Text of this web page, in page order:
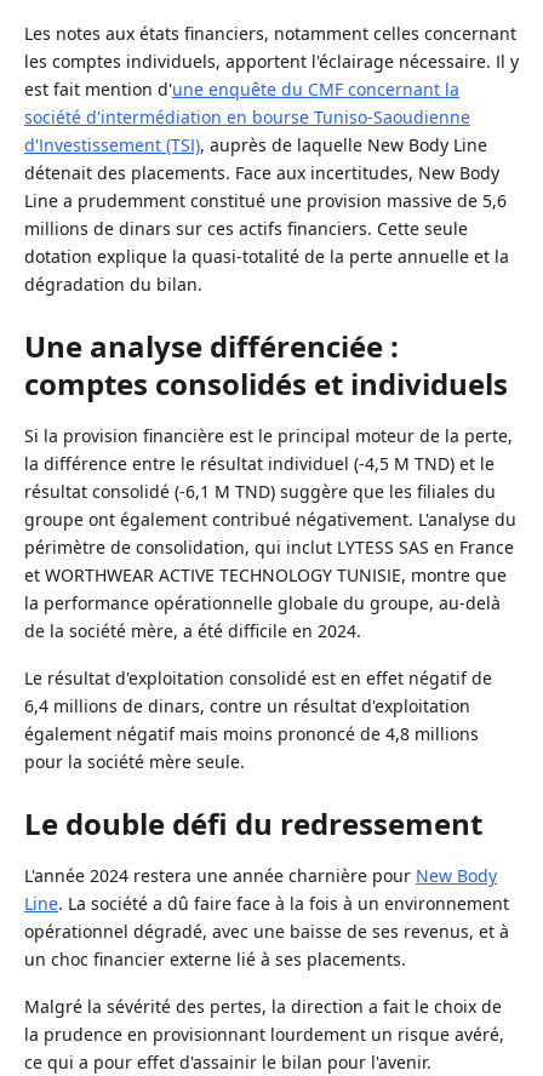
Les notes aux états financiers, notamment celles concernant
les comptes individuels, apportent l'éclairage nécessaire. Il y
est fait mention d'une enquête du CMF concernant la
société d'intermédiation en bourse Tuniso-Saoudienne
d'Investissement (TSI), auprès de laquelle New Body Line
détenait des placements. Face aux incertitudes, New Body
Line a prudemment constitué une provision massive de 5,6
millions de dinars sur ces actifs financiers. Cette seule
dotation explique la quasi-totalité de la perte annuelle et la
dégradation du bilan.
Une analyse différenciée :
comptes consolidés et individuels
Si la provision financière est le principal moteur de la perte,
la différence entre le résultat individuel (-4,5 M TND) et le
résultat consolidé (-6,1 M TND) suggère que les filiales du
groupe ont également contribué négativement. L'analyse du
périmètre de consolidation, qui inclut LYTESS SAS en France
et WORTHWEAR ACTIVE TECHNOLOGY TUNISIE, montre que
la performance opérationnelle globale du groupe, au-delà
de la société mère, a été difficile en 2024.
Le résultat d'exploitation consolidé est en effet négatif de
6,4 millions de dinars, contre un résultat d'exploitation
également négatif mais moins prononcé de 4,8 millions
pour la société mère seule.
Le double défi du redressement
L'année 2024 restera une année charnière pour New Body
Line. La société a dû faire face à la fois à un environnement
opérationnel dégradé, avec une baisse de ses revenus, et à
un choc financier externe lié à ses placements.
Malgré la sévérité des pertes, la direction a fait le choix de
la prudence en provisionnant lourdement un risque avéré,
ce qui a pour effet d'assainir le bilan pour l'avenir.